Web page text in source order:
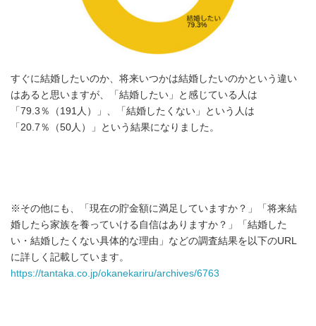
すぐに結婚したいのか、将来いつかは結婚したいのかという違い
はあると思いますが、「結婚したい」と感じている人は
「79.3％（191人）」、「結婚したくない」という人は
「20.7％（50人）」という結果になりました。
※その他にも、「現在の貯金額に満足していますか？」「将来結
婚したら家族を養っていける自信はありますか？」「結婚した
い・結婚したくない具体的な理由」などの調査結果を以下のURL
に詳しく記載しています。
https://tantaka.co.jp/okanekariru/archives/6763